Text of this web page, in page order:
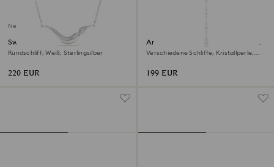
Neu
Swarovski Classica Halskette
Rundschliff, Weiß, Sterlingsilber
220 EUR
Ariana Grande x Swarovski Y-
Halskette
Verschiedene Schliffe, Kristallperle,
199 EUR